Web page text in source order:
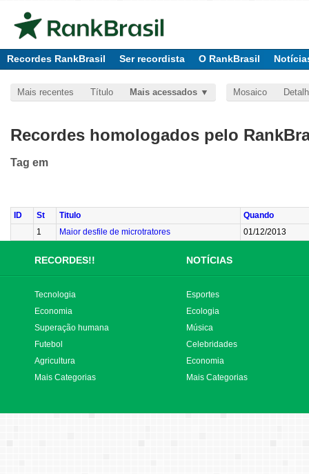
Recordes RankBrasil Ser recordista O RankBrasil
Mais recentes Título Mais acessados Mosaico
Recordes homologados pelo
Tag em
ID St Titulo
Quando
1
Maior desfile de microtratores 01/12/2013
RECORDES!! NOTÍCIAS
Tecnologia
Economia
Superação humana
Futebol
Agricultura
Mais Categorias
Esportes
Ecologia
Música
Celebridades
Economia
Mais Categorias